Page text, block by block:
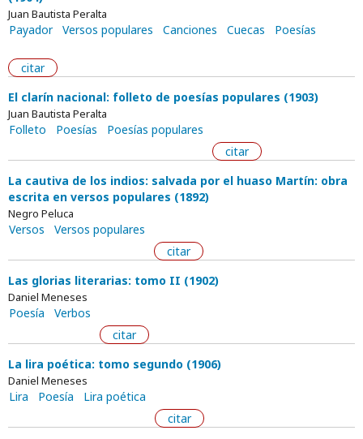
Juan Bautista Peralta
Payador Versos populares Canciones Cuecas Poesías
citar
El clarín nacional: folleto de poesías populares (1903)
Juan Bautista Peralta
Folleto Poesías
Poesías populares
citar
La cautiva de los indios: salvada por el huaso Martín: obra
escrita en versos populares (1892)
Negro Peluca
Versos
Versos populares
citar
Las glorias literarias: tomo II (1902)
Daniel Meneses
Poesía
Verbos
citar
La lira poética: tomo segundo (1906)
Daniel Meneses
Lira Poesía
Lira poética
citar